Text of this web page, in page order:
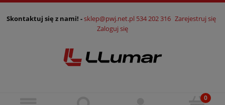
Skontaktuj się z nami! -sklep@pwj.net.pl 534 202 316 Zarejestruj się
Zaloguj się